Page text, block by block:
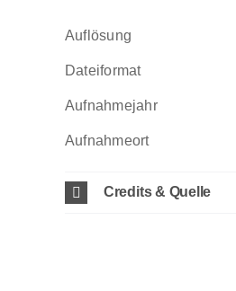
Auflösung
Dateiformat
Aufnahmejahr
Aufnahmeort
Credits & Quelle